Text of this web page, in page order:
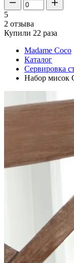
5
2 отзыва
Купили 22 раза
Madame Coco
Каталог
Сервировка
Набор мисок